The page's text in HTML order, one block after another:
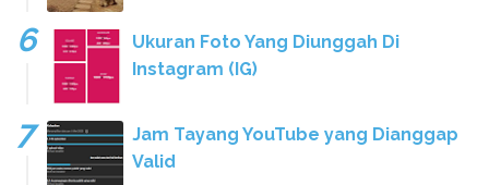
Ukuran Foto Yang Diunggah Di
Instagram (IG)
Jam Tayang YouTube yang Dianggap
Valid